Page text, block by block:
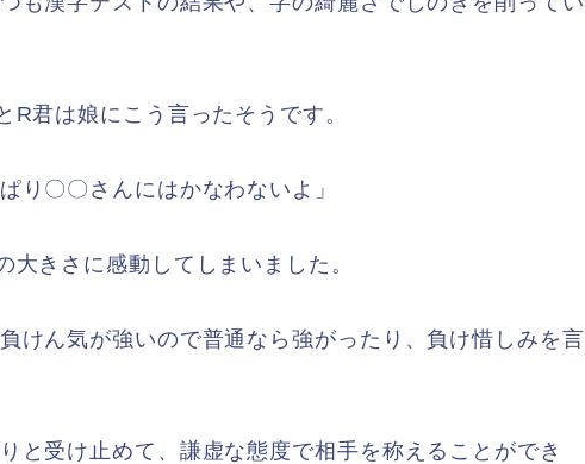
R君は娘にこう言ったそうです。
り〇〇さんにはかなわないよ」
大きさに感動してしまいました。
けん気が強いので普通なら強がったり、負け惜しみを言
と受け止めて、謙虚な態度で相手を称えることができ